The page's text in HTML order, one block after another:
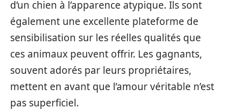
d’un chien à l’apparence atypique. Ils sont
également une excellente plateforme de
sensibilisation sur les réelles qualités que
ces animaux peuvent offrir. Les gagnants,
souvent adorés par leurs propriétaires,
mettent en avant que l’amour véritable n’est
pas superficiel.